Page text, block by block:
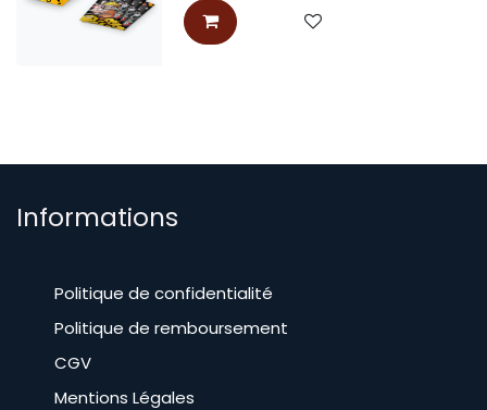
Informations
Politique de confidentialité
Politique de remboursement
CGV
​Mentions Légales